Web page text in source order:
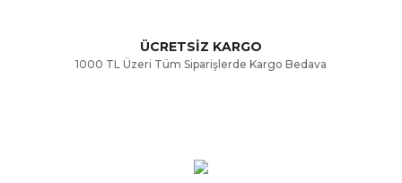
Gönder
ÜCRETSİZ KARGO
1000 TL Üzeri Tüm Siparişlerde Kargo Bedava